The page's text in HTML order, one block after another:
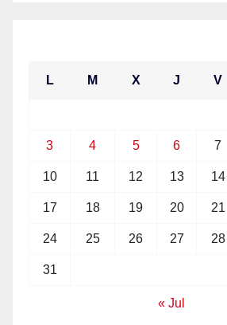
L M X J V
3 4 5 6 7
10 11 12 13 14
17 18 19 20 21
24 25 26 27 28
31
« Jul